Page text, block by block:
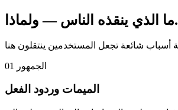
ما الذي ينقذه الناس— ولماذا.
الجمهور 01
الميمات وردود الفعل